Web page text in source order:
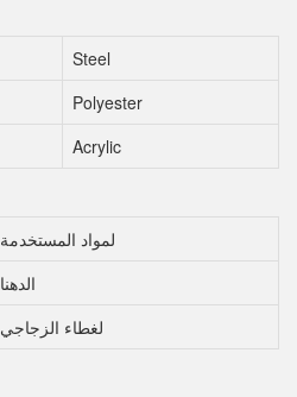
Steel
Polyester
Acrylic
لمواد المستخدمة
الدهنا
لغطاء الزجاجي